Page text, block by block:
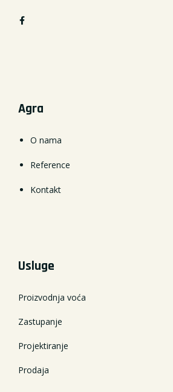
Agra
O nama
Reference
Kontakt
Usluge
Proizvodnja voća
Zastupanje
Projektiranje
Prodaja